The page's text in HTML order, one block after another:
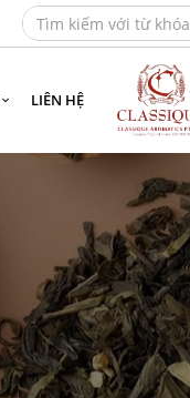
LIÊN HỆ